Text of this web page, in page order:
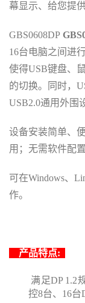
幕显示、 给您提
GBS0608DP
16台电脑之间进
使得USB键盘、
的切换。 同时，
USB2.0通用外围
设备安装简单、
用 ； 无需软件配置
可在Windows、
作。
产品特点:
满足DP 1.2
控8台、16台